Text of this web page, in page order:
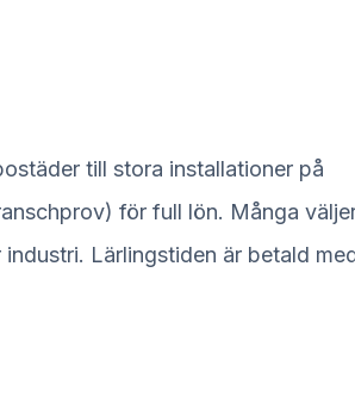
till stora installationer på
för full lön. Många
Lärlingstiden är betald